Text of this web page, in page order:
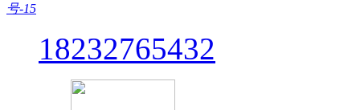
号-15
18232765432